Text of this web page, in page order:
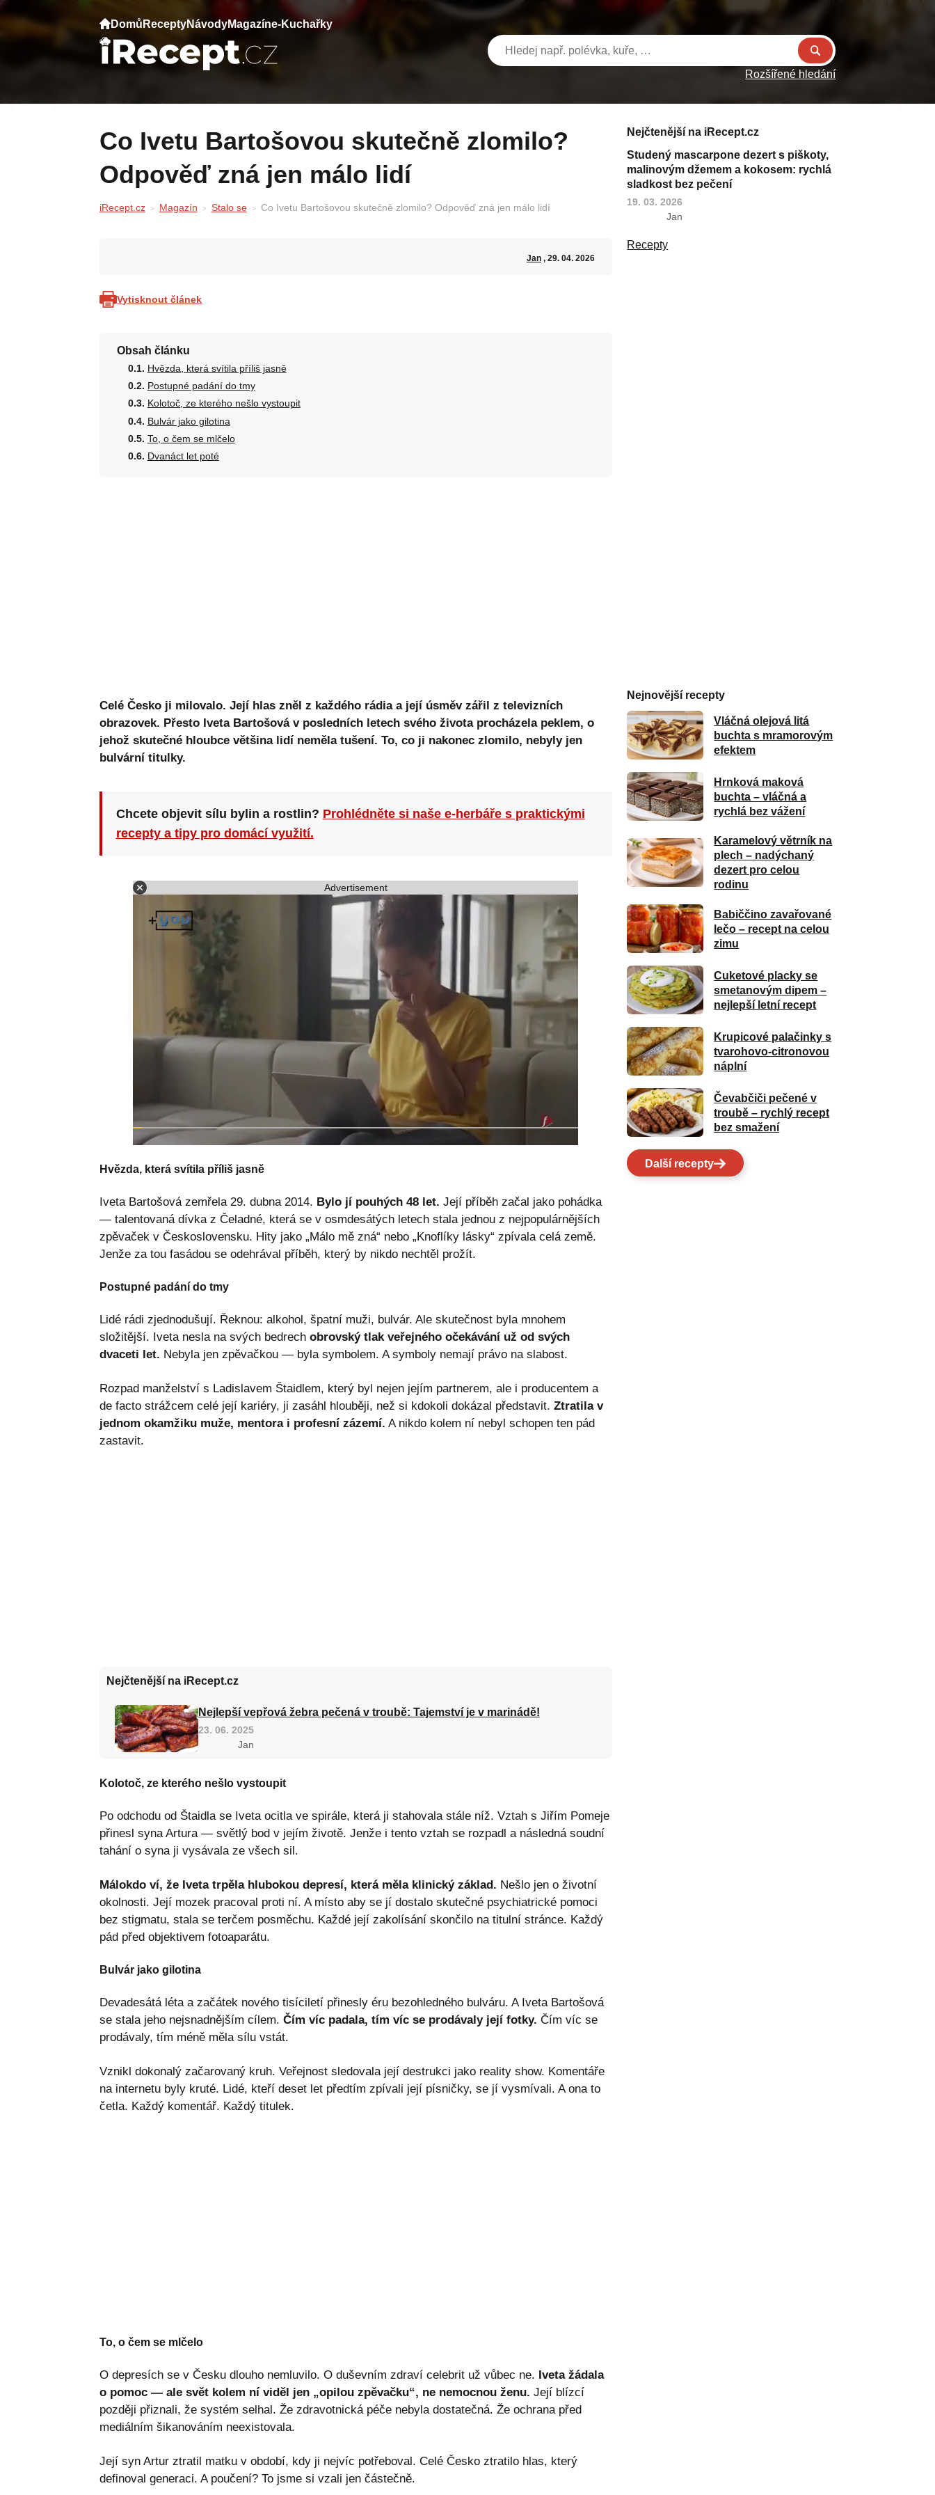
Domů ReceptyNávodyMagazíne-Kuchařky
Rozšířené hledání
Co Ivetu Bartošovou skutečně zlomilo?
Odpověď zná jen málo lidí
iRecept.cz Magazín Stalo se Co Ivetu Bartošovou skutečně zlomilo? Odpověď zná jen málo lidí
Jan, 29. 04. 2026
Vytisknout článek
Obsah článku
Hvězda, která svítila příliš jasně
Postupné padání do tmy
Kolotoč, ze kterého nešlo vystoupit
Bulvár jako gilotina
To, o čem se mlčelo
Dvanáct let poté
Celé Česko ji milovalo. Její hlas zněl z každého rádia a její úsměv zářil z televizních
obrazovek. Přesto Iveta Bartošová v posledních letech svého života procházela peklem, o
jehož skutečné hloubce většina lidí neměla tušení. To, co ji nakonec zlomilo, nebyly jen
bulvární titulky.
Chcete objevit sílu bylin a rostlin? Prohlédněte si naše e-herbáře s praktickými
recepty a tipy pro domácí využití.
Advertisement
Hvězda, která svítila příliš jasně
Iveta Bartošová zemřela 29. dubna 2014. Bylo jí pouhých 48 let. Její příběh začal jako pohádka
— talentovaná dívka z Čeladné, která se v osmdesátých letech stala jednou z nejpopulárnějších
zpěvaček v Československu. Hity jako „Málo mě zná“ nebo „Knoflíky lásky“ zpívala celá země.
Jenže za tou fasádou se odehrával příběh, který by nikdo nechtěl prožít.
Postupné padání do tmy
Lidé rádi zjednodušují. Řeknou: alkohol, špatní muži, bulvár. Ale skutečnost byla mnohem
složitější. Iveta nesla na svých bedrech obrovský tlak veřejného očekávání už od svých
dvaceti let. Nebyla jen zpěvačkou — byla symbolem. A symboly nemají právo na slabost.
Rozpad manželství s Ladislavem Štaidlem, který byl nejen jejím partnerem, ale i producentem a
de facto strážcem celé její kariéry, ji zasáhl hlouběji, než si kdokoli dokázal představit. Ztratila v
jednom okamžiku muže, mentora i profesní zázemí. A nikdo kolem ní nebyl schopen ten pád
zastavit.
Nejčtenější na iRecept.cz
Nejlepší vepřová žebra pečená v troubě: Tajemství je v marinádě!
23. 06. 2025
Jan
Kolotoč, ze kterého nešlo vystoupit
Po odchodu od Štaidla se Iveta ocitla ve spirále, která ji stahovala stále níž. Vztah s Jiřím Pomeje
přinesl syna Artura — světlý bod v jejím životě. Jenže i tento vztah se rozpadl a následná soudní
tahání o syna ji vysávala ze všech sil.
Málokdo ví, že Iveta trpěla hlubokou depresí, která měla klinický základ. Nešlo jen o životní
okolnosti. Její mozek pracoval proti ní. A místo aby se jí dostalo skutečné psychiatrické pomoci
bez stigmatu, stala se terčem posměchu. Každé její zakolísání skončilo na titulní stránce. Každý
pád před objektivem fotoaparátu.
Bulvár jako gilotina
Devadesátá léta a začátek nového tisíciletí přinesly éru bezohledného bulváru. A Iveta Bartošová
se stala jeho nejsnadnějším cílem. Čím víc padala, tím víc se prodávaly její fotky. Čím víc se
prodávaly, tím méně měla sílu vstát.
Vznikl dokonalý začarovaný kruh. Veřejnost sledovala její destrukci jako reality show. Komentáře
na internetu byly kruté. Lidé, kteří deset let předtím zpívali její písničky, se jí vysmívali. A ona to
četla. Každý komentář. Každý titulek.
To, o čem se mlčelo
O depresích se v Česku dlouho nemluvilo. O duševním zdraví celebrit už vůbec ne. Iveta žádala
o pomoc — ale svět kolem ní viděl jen „opilou zpěvačku“, ne nemocnou ženu. Její blízcí
později přiznali, že systém selhal. Že zdravotnická péče nebyla dostatečná. Že ochrana před
mediálním šikanováním neexistovala.
Její syn Artur ztratil matku v období, kdy ji nejvíc potřeboval. Celé Česko ztratilo hlas, který
definoval generaci. A poučení? To jsme si vzali jen částečně.
Nejčtenější na iRecept.cz
Studený mascarpone dezert s piškoty,
malinovým džemem a kokosem: rychlá
sladkost bez pečení
19. 03. 2026
Jan
Recepty
Nejnovější recepty
Vláčná olejová litá
buchta s mramorovým
efektem
Hrnková maková
buchta – vláčná a
rychlá bez vážení
Karamelový větrník na
plech – nadýchaný
dezert pro celou
rodinu
Babiččino zavařované
lečo – recept na celou
zimu
Cuketové placky se
smetanovým dipem –
nejlepší letní recept
Krupicové palačinky s
tvarohovo-citronovou
náplní
Čevabčiči pečené v
troubě – rychlý recept
bez smažení
Další recepty